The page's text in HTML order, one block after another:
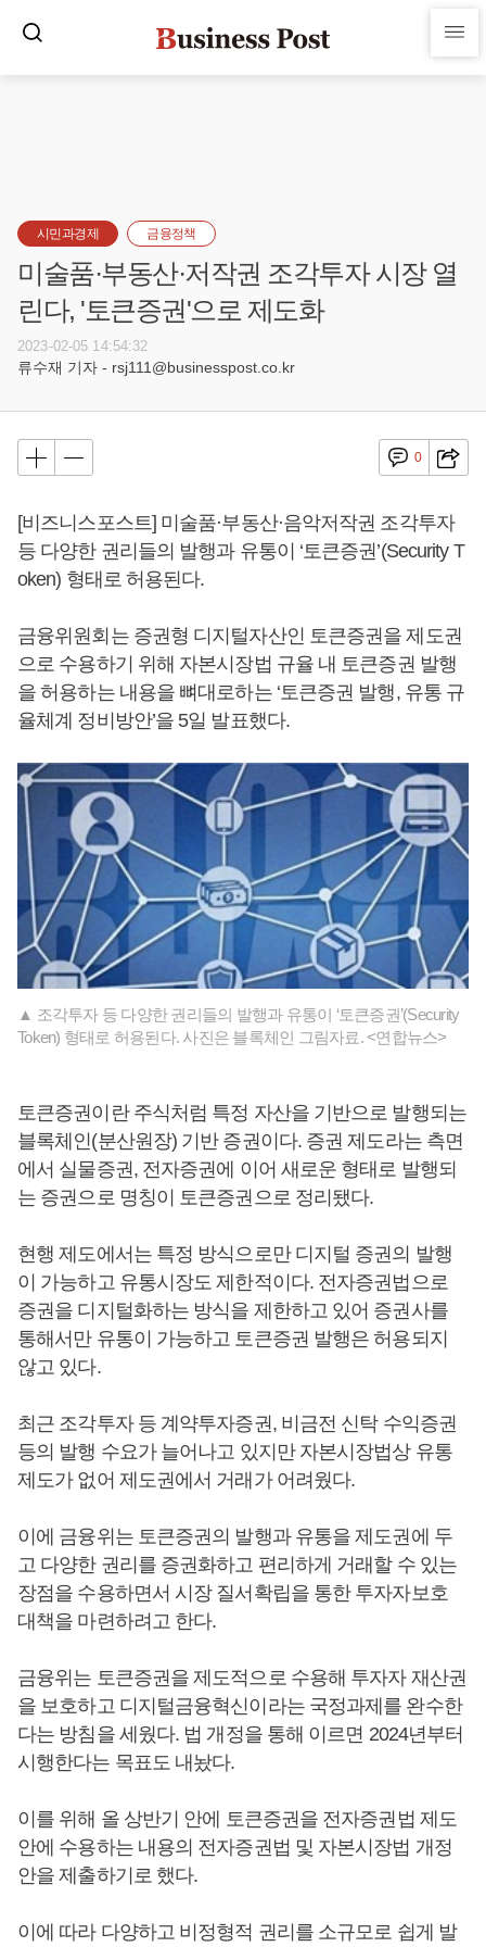
시민과경제 금융정책
미술품·부동산·저작권 조각투자 시장 열
린다, '토큰증권'으로 제도화
2023-02-05 14:54:32
류수재 기자 - rsj111@businesspost.co.kr
0
[비즈니스포스트] 미술품·부동산·음악저작권 조각투자
등 다양한 권리들의 발행과 유통이 ‘토큰증권’(Security T
oken) 형태로 허용된다.
금융위원회는 증권형 디지털자산인 토큰증권을 제도권
으로 수용하기 위해 자본시장법 규율 내 토큰증권 발행
을 허용하는 내용을 뼈대로하는 ‘토큰증권 발행, 유통 규
율체계 정비방안’을 5일 발표했다.
▲ 조각투자 등 다양한 권리들의 발행과 유통이 ‘토큰증권’(Security
Token) 형태로 허용된다. 사진은 블록체인 그림자료. <연합뉴스>
토큰증권이란 주식처럼 특정 자산을 기반으로 발행되는
블록체인(분산원장) 기반 증권이다. 증권 제도라는 측면
에서 실물증권, 전자증권에 이어 새로운 형태로 발행되
는 증권으로 명칭이 토큰증권으로 정리됐다.
현행 제도에서는 특정 방식으로만 디지털 증권의 발행
이 가능하고 유통시장도 제한적이다. 전자증권법으로
증권을 디지털화하는 방식을 제한하고 있어 증권사를
통해서만 유통이 가능하고 토큰증권 발행은 허용되지
않고 있다.
최근 조각투자 등 계약투자증권, 비금전 신탁 수익증권
등의 발행 수요가 늘어나고 있지만 자본시장법상 유통
제도가 없어 제도권에서 거래가 어려웠다.
이에 금융위는 토큰증권의 발행과 유통을 제도권에 두
고 다양한 권리를 증권화하고 편리하게 거래할 수 있는
장점을 수용하면서 시장 질서확립을 통한 투자자보호
대책을 마련하려고 한다.
금융위는 토큰증권을 제도적으로 수용해 투자자 재산권
을 보호하고 디지털금융혁신이라는 국정과제를 완수한
다는 방침을 세웠다. 법 개정을 통해 이르면 2024년부터
시행한다는 목표도 내놨다.
이를 위해 올 상반기 안에 토큰증권을 전자증권법 제도
안에 수용하는 내용의 전자증권법 및 자본시장법 개정
안을 제출하기로 했다.
이에 따라 다양하고 비정형적 권리를 소규모로 쉽게 발